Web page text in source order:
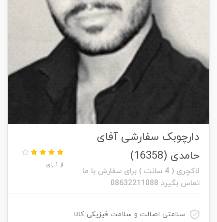
دارچوبک سفارشی آفای
حامدی (16358)
لاکچری ( 4 سانت ) برای سفارش با ما
تماس بگیرد 08632211088
از 1 رای
سلامتی اصالت و سلامت فیزیکی کالا